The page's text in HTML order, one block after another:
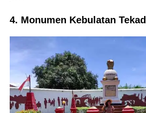
4. Monumen Kebulatan Tekad